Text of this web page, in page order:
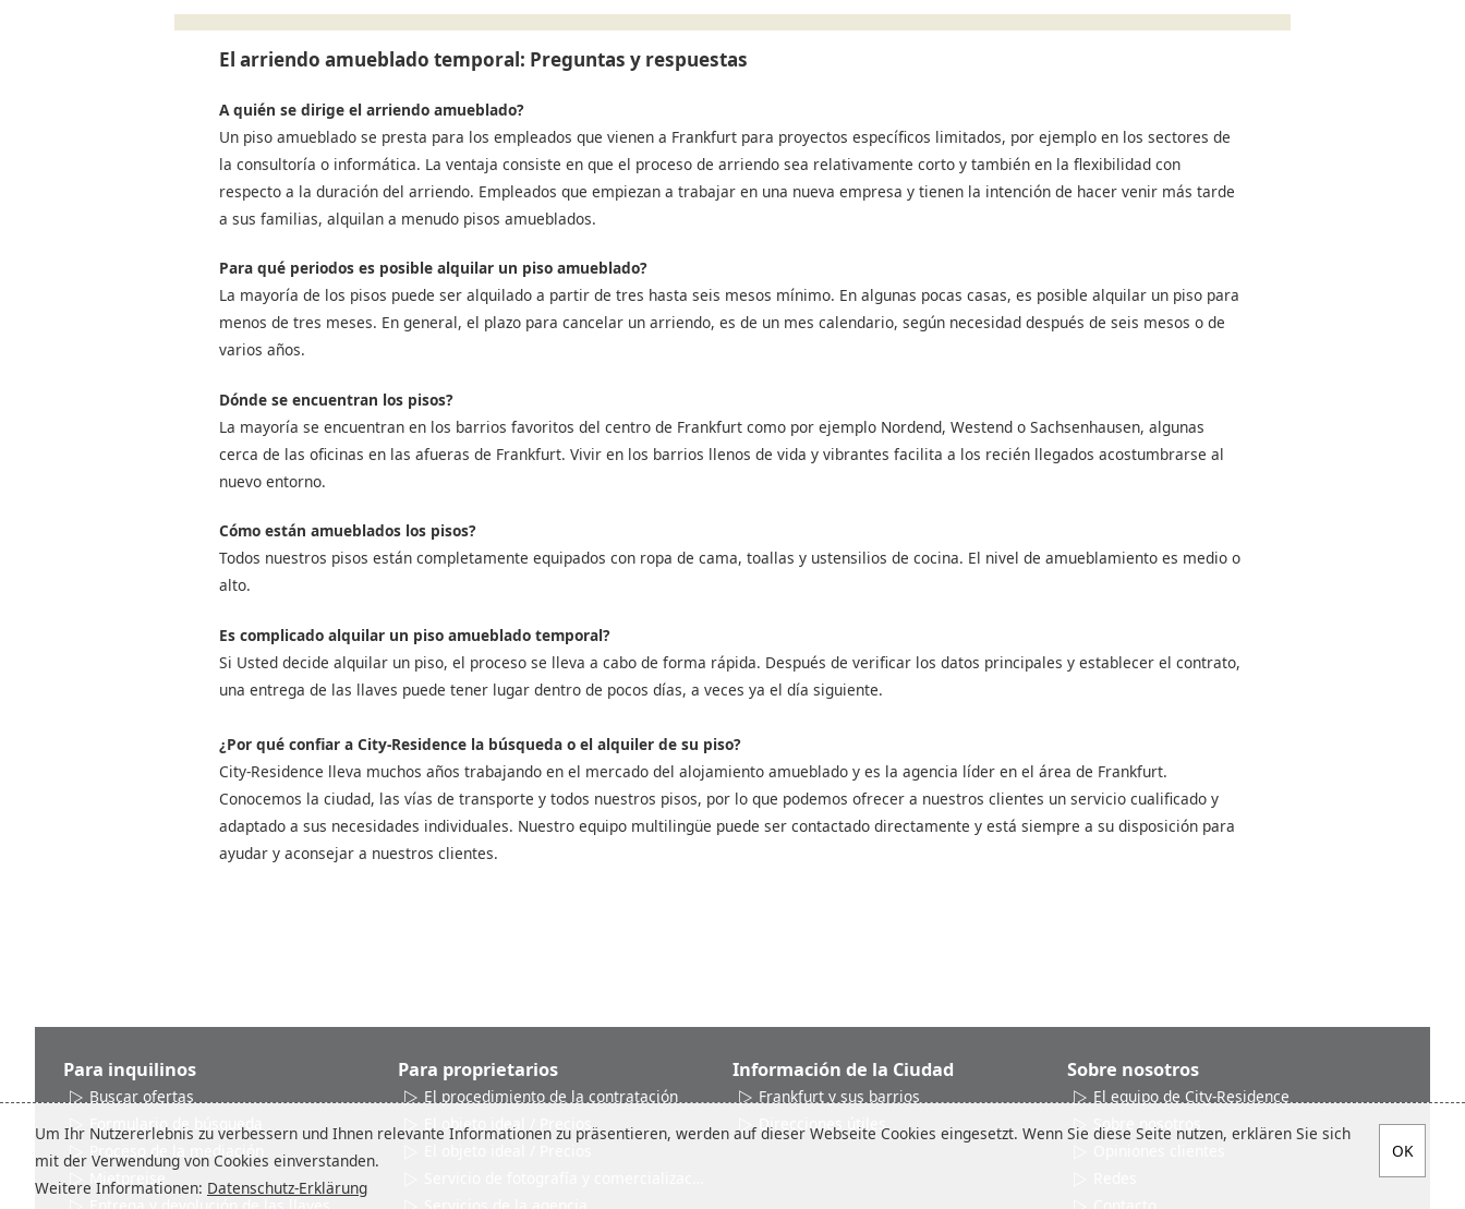
El arriendo amueblado temporal: Preguntas y respuestas
A quién se dirige el arriendo amueblado?
Un piso amueblado se presta para los empleados que vienen a Frankfurt para proyectos específicos limitados, por ejemplo en los sectores de
la consultoría o informática. La ventaja consiste en que el proceso de arriendo sea relativamente corto y también en la flexibilidad con
respecto a la duración del arriendo. Empleados que empiezan a trabajar en una nueva empresa y tienen la intención de hacer venir más tarde
a sus familias, alquilan a menudo pisos amueblados.
Para qué periodos es posible alquilar un piso amueblado?
La mayoría de los pisos puede ser alquilado a partir de tres hasta seis mesos mínimo. En algunas pocas casas, es posible alquilar un piso para
menos de tres meses. En general, el plazo para cancelar un arriendo, es de un mes calendario, según necesidad después de seis mesos o de
varios años.
Dónde se encuentran los pisos?
La mayoría se encuentran en los barrios favoritos del centro de Frankfurt como por ejemplo Nordend, Westend o Sachsenhausen, algunas
cerca de las oficinas en las afueras de Frankfurt. Vivir en los barrios llenos de vida y vibrantes facilita a los recién llegados acostumbrarse al
nuevo entorno.
Cómo están amueblados los pisos?
Todos nuestros pisos están completamente equipados con ropa de cama, toallas y ustensilios de cocina. El nivel de amueblamiento es medio o
alto.
Es complicado alquilar un piso amueblado temporal?
Si Usted decide alquilar un piso, el proceso se lleva a cabo de forma rápida. Después de verificar los datos principales y establecer el contrato,
una entrega de las llaves puede tener lugar dentro de pocos días, a veces ya el día siguiente.
¿Por qué confiar a City-Residence la búsqueda o el alquiler de su piso?
City-Residence lleva muchos años trabajando en el mercado del alojamiento amueblado y es la agencia líder en el área de Frankfurt.
Conocemos la ciudad, las vías de transporte y todos nuestros pisos, por lo que podemos ofrecer a nuestros clientes un servicio cualificado y
adaptado a sus necesidades individuales. Nuestro equipo multilingüe puede ser contactado directamente y está siempre a su disposición para
ayudar y aconsejar a nuestros clientes.
Para inquilinos
Buscar ofertas
Formulario de búsqueda
Proceso de la mediación
Mietpreise
Para proprietarios
El procedimiento de la contratación
El objeto ideal / Precios
Información de la Ciudad
Frankfurt y sus barrios
Direcciones útiles
Sobre nosotros
El equipo de City-Residence
Sobre nosotros
Um Ihr Nutzererlebnis zu verbessern und Ihnen relevante Informationen zu präsentieren, werden auf dieser Webseite Cookies eingesetzt. Wenn Sie diese Seite nutzen, erklären Sie sich
mit der Verwendung von Cookies einverstanden.
Weitere Informationen: Datenschutz-Erklärung